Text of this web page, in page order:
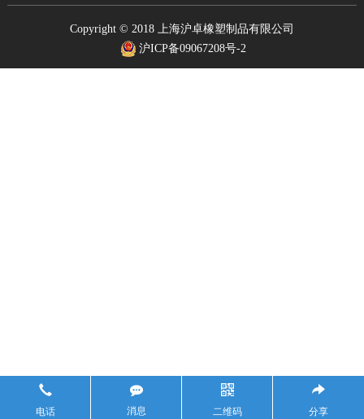
Copyright © 2018 上海沪卓橡塑制品有限公司
沪ICP备09067208号-2
电话 消息 二维码 分享